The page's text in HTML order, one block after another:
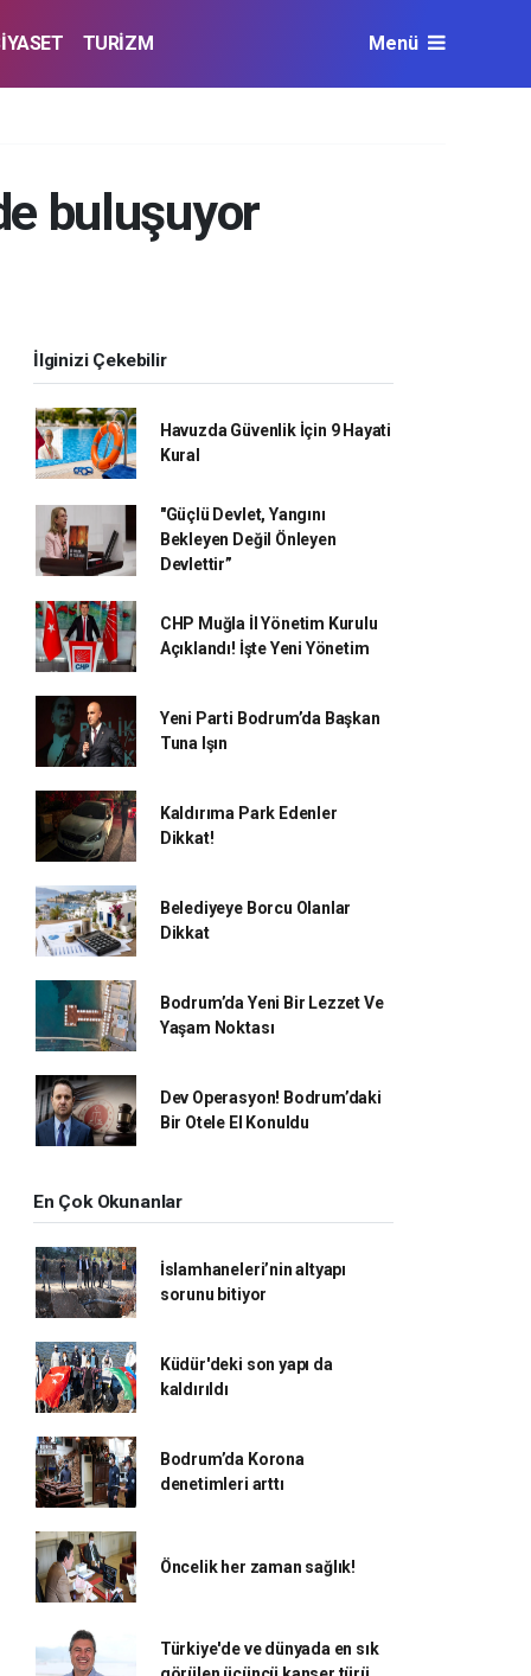
TURİZM Menü
buluşuyor
İlginizi Çekebilir
Havuzda Güvenlik İçin 9 Hayati
Kural
"Güçlü Devlet, Yangını
Bekleyen Değil Önleyen
Devlettir”
CHP Muğla İl Yönetim Kurulu
Açıklandı! İşte Yeni Yönetim
Yeni Parti Bodrum’da Başkan
Tuna Işın
Kaldırıma Park Edenler
Dikkat!
Belediyeye Borcu Olanlar
Dikkat
Bodrum’da Yeni Bir Lezzet Ve
Yaşam Noktası
Dev Operasyon! Bodrum’daki
Bir Otele El Konuldu
En Çok Okunanlar
İslamhaneleri’nin altyapı
sorunu bitiyor
Küdür'deki son yapı da
kaldırıldı
Bodrum’da Korona
denetimleri arttı
Öncelik her zaman sağlık!
Türkiye'de ve dünyada en sık